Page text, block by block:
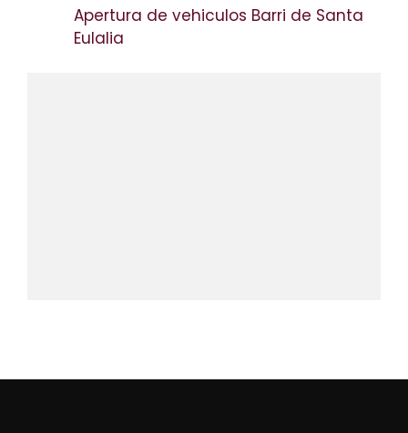
Apertura de vehiculos Barri de Santa
Eulalia